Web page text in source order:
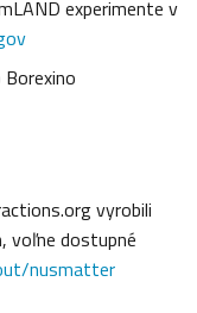
experimente v
vyrobili
voľne dostupné
nusmatter